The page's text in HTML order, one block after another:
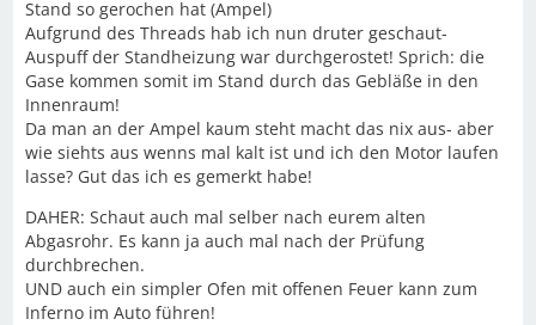
Stand so gerochen hat (Ampel)
Aufgrund des Threads hab ich nun druter geschaut-
Auspuff der Standheizung war durchgerostet! Sprich: die
Gase kommen somit im Stand durch das Gebläße in den
Innenraum!
Da man an der Ampel kaum steht macht das nix aus- aber
wie siehts aus wenns mal kalt ist und ich den Motor laufen
lasse? Gut das ich es gemerkt habe!
DAHER: Schaut auch mal selber nach eurem alten
Abgasrohr. Es kann ja auch mal nach der Prüfung
durchbrechen.
UND auch ein simpler Ofen mit offenen Feuer kann zum
Inferno im Auto führen!